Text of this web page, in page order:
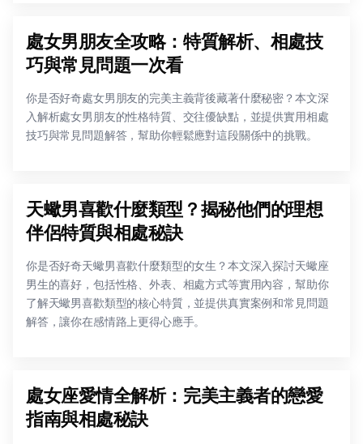
處女男朋友全攻略：特質解析、相處技
巧與常見問題一次看
你是否好奇處女男朋友的完美主義背後藏著什麼秘密？本文深
入解析處女男朋友的性格特質、交往優缺點，並提供實用相處
技巧與常見問題解答，幫助你輕鬆應對這段關係中的挑戰。
天蠍男喜歡什麼類型？揭秘他們的理想
伴侶特質與相處秘訣
你是否好奇天蠍男喜歡什麼類型的女生？本文深入探討天蠍座
男生的喜好，包括性格、外表、相處方式等實用內容，幫助你
了解天蠍男喜歡類型的核心特質，並提供真實案例和常見問題
解答，讓你在感情路上更得心應手。
處女座愛情全解析：完美主義者的戀愛
指南與相處秘訣